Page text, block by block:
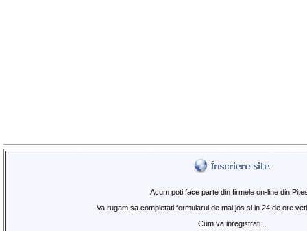
Acum poti face parte din firmele on-line din
Va rugam sa completati formularul de mai jos si in 24 de ore
Cum va inregistrati...